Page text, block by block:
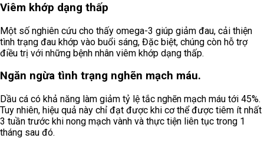
Viêm khớp dạng thấp
Một số nghiên cứu cho thấy omega-3 giúp giảm đau, cải thiện
tình trạng đau khớp vào buổi sáng, Đặc biệt, chúng còn hỗ trợ
điều trị với những bệnh nhân viêm khớp dạng thấp.
Ngăn ngừa tình trạng nghẽn mạch máu.
Dầu cá có khả năng làm giảm tỷ lệ tắc nghẽn mạch máu tới 45%.
Tuy nhiên, hiệu quả này chỉ đạt được khi cơ thể được tiêm ít nhất
3 tuần trước khi nong mạch vành và thực tiện liên tục trong 1
tháng sau đó.